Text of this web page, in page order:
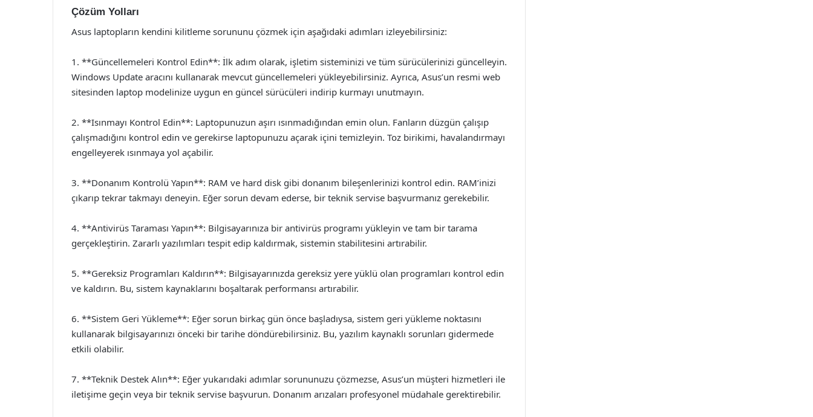
Çözüm Yolları
Asus laptopların kendini kilitleme sorununu çözmek için aşağıdaki adımları izleyebilirsiniz:
1. **Güncellemeleri Kontrol Edin**: İlk adım olarak, işletim sisteminizi ve tüm sürücülerinizi güncelleyin.
Windows Update aracını kullanarak mevcut güncellemeleri yükleyebilirsiniz. Ayrıca, Asus’un resmi web
sitesinden laptop modelinize uygun en güncel sürücüleri indirip kurmayı unutmayın.
2. **Isınmayı Kontrol Edin**: Laptopunuzun aşırı ısınmadığından emin olun. Fanların düzgün çalışıp
çalışmadığını kontrol edin ve gerekirse laptopunuzu açarak içini temizleyin. Toz birikimi, havalandırmayı
engelleyerek ısınmaya yol açabilir.
3. **Donanım Kontrolü Yapın**: RAM ve hard disk gibi donanım bileşenlerinizi kontrol edin. RAM’inizi
çıkarıp tekrar takmayı deneyin. Eğer sorun devam ederse, bir teknik servise başvurmanız gerekebilir.
4. **Antivirüs Taraması Yapın**: Bilgisayarınıza bir antivirüs programı yükleyin ve tam bir tarama
gerçekleştirin. Zararlı yazılımları tespit edip kaldırmak, sistemin stabilitesini artırabilir.
5. **Gereksiz Programları Kaldırın**: Bilgisayarınızda gereksiz yere yüklü olan programları kontrol edin
ve kaldırın. Bu, sistem kaynaklarını boşaltarak performansı artırabilir.
6. **Sistem Geri Yükleme**: Eğer sorun birkaç gün önce başladıysa, sistem geri yükleme noktasını
kullanarak bilgisayarınızı önceki bir tarihe döndürebilirsiniz. Bu, yazılım kaynaklı sorunları gidermede
etkili olabilir.
7. **Teknik Destek Alın**: Eğer yukarıdaki adımlar sorununuzu çözmezse, Asus’un müşteri hizmetleri ile
iletişime geçin veya bir teknik servise başvurun. Donanım arızaları profesyonel müdahale gerektirebilir.